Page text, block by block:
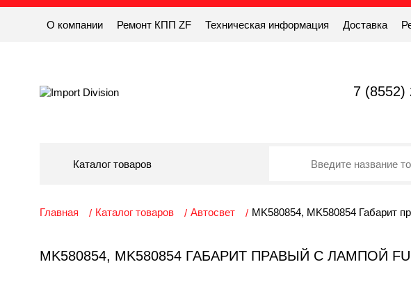
О компании Ремонт КПП ZF Техническая информация Доставка
7 (8552)
Каталог товаров
Главная Каталог товаров Автосвет MK580854, MK580854 Габарит
MK580854, MK580854 ГАБАРИТ ПРАВЫЙ С ЛАМПОЙ